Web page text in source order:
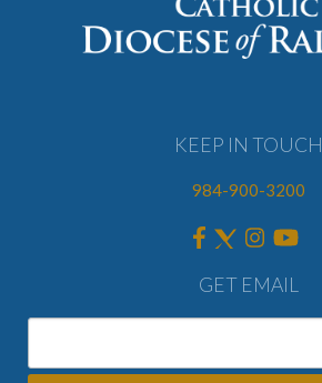
KEEP IN TOUCH
984-900-3200
GET EMAIL